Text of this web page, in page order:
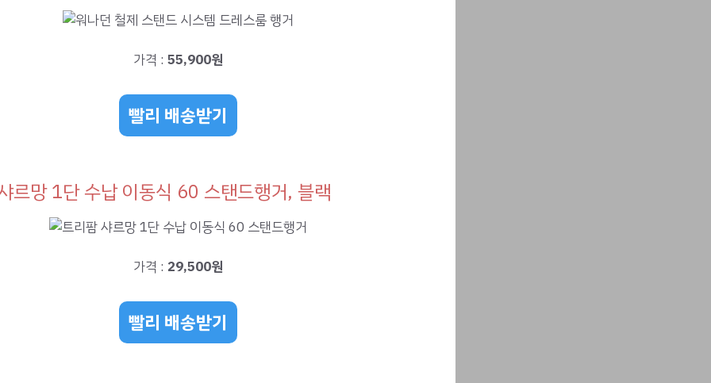
가격 : 55,900원
빨리 배송받기
르망 1단 수납 이동식 60 스탠드행거, 블랙
가격 : 29,500원
빨리 배송받기